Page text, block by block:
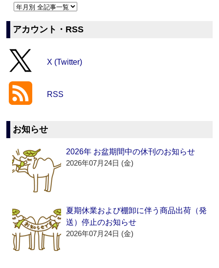
アカウント・RSS
X (Twitter)
RSS
お知らせ
2026年 お盆期間中の休刊のお知らせ
2026年07月24日 (金)
夏期休業および棚卸に伴う商品出荷（発
送）停止のお知らせ
2026年07月24日 (金)